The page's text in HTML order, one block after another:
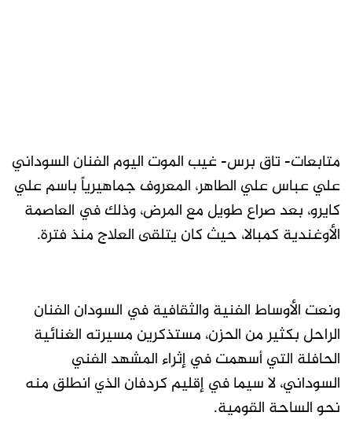
متابعات- تاق برس- غيب الموت اليوم الفنان السوداني
علي عباس علي الطاهر، المعروف جماهيرياً باسم علي
كايرو، بعد صراع طويل مع المرض، وذلك في العاصمة
الأوغندية كمبالا، حيث كان يتلقى العلاج منذ فترة.
ونعت الأوساط الفنية والثقافية في السودان الفنان
الراحل بكثير من الحزن، مستذكرين مسيرته الغنائية
الحافلة التي أسهمت في إثراء المشهد الفني
السوداني، لا سيما في إقليم كردفان الذي انطلق منه
نحو الساحة القومية.